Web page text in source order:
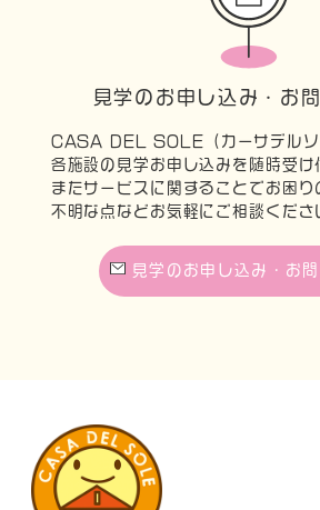
見学のお申し込み・お
CASA DEL SOLE（カーサデルソ
各施設の見学お申し込みを随時受け
またサービスに関することでお困り
不明な点などお気軽にご相談くださ
見学のお申し込み・お